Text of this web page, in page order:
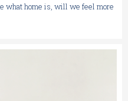
what home is, will we feel more